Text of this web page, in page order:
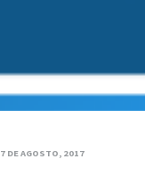
7 DE AGOSTO, 2017